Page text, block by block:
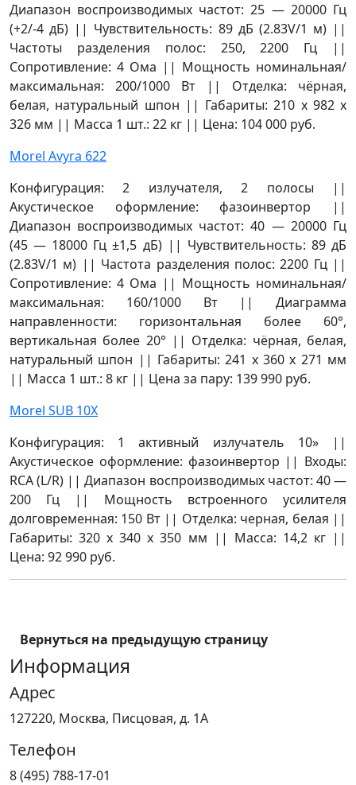
Диапазон воспроизводимых частот: 25 — 20000 Гц
(+2/-4 дБ) || Чувствительность: 89 дБ (2.83V/1 м) ||
Частоты разделения полос: 250, 2200 Гц ||
Сопротивление: 4 Ома || Мощность номинальная/
максимальная: 200/1000 Вт || Отделка: чёрная,
белая, натуральный шпон || Габариты: 210 х 982 х
326 мм || Масса 1 шт.: 22 кг || Цена: 104 000 руб.
Morel Avyra 622
Конфигурация: 2 излучателя, 2 полосы ||
Акустическое оформление: фазоинвертор ||
Диапазон воспроизводимых частот: 40 — 20000 Гц
(45 — 18000 Гц ±1,5 дБ) || Чувствительность: 89 дБ
(2.83V/1 м) || Частота разделения полос: 2200 Гц ||
Сопротивление: 4 Ома || Мощность номинальная/
максимальная: 160/1000 Вт || Диаграмма
направленности: горизонтальная более 60°,
вертикальная более 20° || Отделка: чёрная, белая,
натуральный шпон || Габариты: 241 х 360 х 271 мм
|| Масса 1 шт.: 8 кг || Цена за пару: 139 990 руб.
Morel SUB 10Х
Конфигурация: 1 активный излучатель 10» ||
Акустическое оформление: фазоинвертор || Входы:
RCA (L/R) || Диапазон воспроизводимых частот: 40 —
200 Гц || Мощность встроенного усилителя
долговременная: 150 Вт || Отделка: черная, белая ||
Габариты: 320 х 340 х 350 мм || Масса: 14,2 кг ||
Цена: 92 990 руб.
Вернуться на предыдущую страницу
Информация
Адрес
127220, Москва, Писцовая, д. 1А
Телефон
8 (495) 788-17-01